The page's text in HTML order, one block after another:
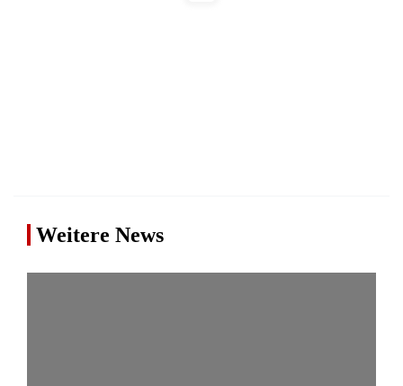
Weitere News